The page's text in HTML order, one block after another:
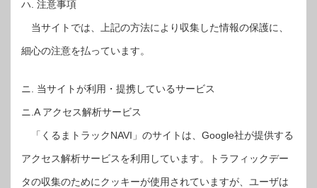
ハ. 注意事項
当サイトでは、上記の方法により収集した情報の保護に、
細心の注意を払っています。
ニ. 当サイトが利用・提携しているサービス
ニ.A アクセス解析サービス
「くるまトラックNAVI」のサイトは、Google社が提供する
アクセス解析サービスを利用しています。トラフィックデー
タの収集のためにクッキーが使用されていますが、ユーザは